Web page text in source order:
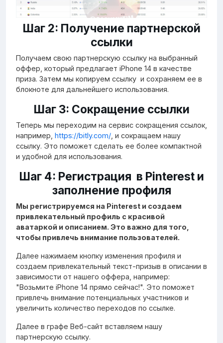
Шаг 2: Получение партнерской
ссылки
Получаем свою партнерскую ссылку на выбранный
оффер, который предлагает iPhone 14 в качестве
приза. Затем мы копируем ссылку и сохраняем ее в
блокноте для дальнейшего использования.
Шаг 3: Сокращение ссылки
Теперь мы переходим на сервис сокращения ссылок,
например, https://bitly.com/ , и сокращаем нашу
ссылку. Это поможет сделать ее более компактной
и удобной для использования.
Шаг 4: Регистрация в Pinterest и
заполнение профиля
Мы регистрируемся на Pinterest и создаем
привлекательный профиль с красивой
аватаркой и описанием. Это важно для того,
чтобы привлечь внимание пользователей.
Далее нажимаем кнопку изменения профиля и
создаем привлекательный текст-призыв в описании в
зависимости от нашего оффера, например:
"Возьмите iPhone 14 прямо сейчас!". Это поможет
привлечь внимание потенциальных участников и
увеличить количество переходов по ссылке.
Далее в графе Веб-сайт вставляем нашу
партнерскую ссылку.